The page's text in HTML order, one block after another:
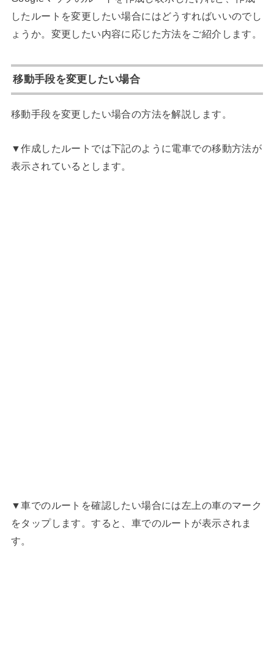
したルートを変更したい場合にはどうすればいいのでし
ょうか。変更したい内容に応じた方法をご紹介します。
移動手段を変更したい場合
移動手段を変更したい場合の方法を解説します。
▼作成したルートでは下記のように電車での移動方法が
表示されているとします。
▼車でのルートを確認したい場合には左上の車のマーク
をタップします。すると、車でのルートが表示されま
す。